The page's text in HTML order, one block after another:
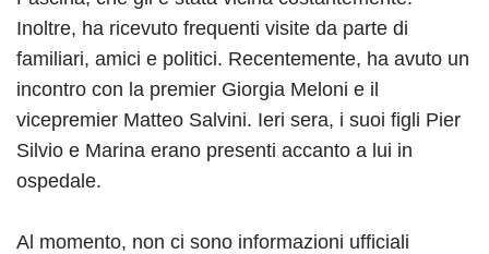
Inoltre, ha ricevuto frequenti visite da parte di
familiari, amici e politici. Recentemente, ha avuto un
incontro con la premier Giorgia Meloni e il
vicepremier Matteo Salvini. Ieri sera, i suoi figli Pier
Silvio e Marina erano presenti accanto a lui in
ospedale.
Al momento, non ci sono informazioni ufficiali